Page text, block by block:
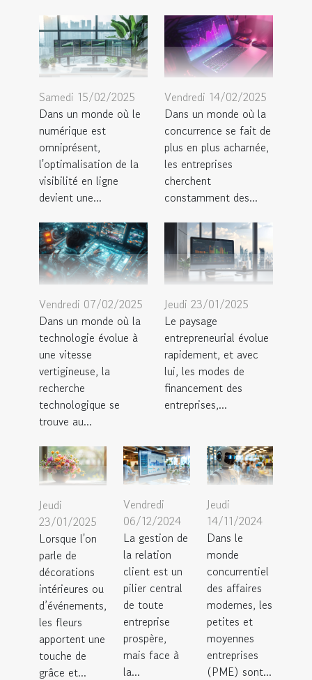
Samedi 15/02/2025
Dans un monde où le
numérique est
omniprésent,
l'optimalisation de la
visibilité en ligne
devient une...
Vendredi 14/02/2025
Dans un monde où la
concurrence se fait de
plus en plus acharnée,
les entreprises
cherchent
constamment des...
Vendredi 07/02/2025
Dans un monde où la
technologie évolue à
une vitesse
vertigineuse, la
recherche
technologique se
trouve au...
Jeudi 23/01/2025
Le paysage
entrepreneurial évolue
rapidement, et avec
lui, les modes de
financement des
entreprises,...
Jeudi
23/01/2025
Lorsque l'on
parle de
décorations
intérieures ou
d’événements,
les fleurs
apportent une
touche de
grâce et...
Vendredi
06/12/2024
La gestion de
la relation
client est un
pilier central
de toute
entreprise
prospère,
mais face à
la...
Jeudi
14/11/2024
Dans le
monde
concurrentiel
des affaires
modernes, les
petites et
moyennes
entreprises
(PME) sont...